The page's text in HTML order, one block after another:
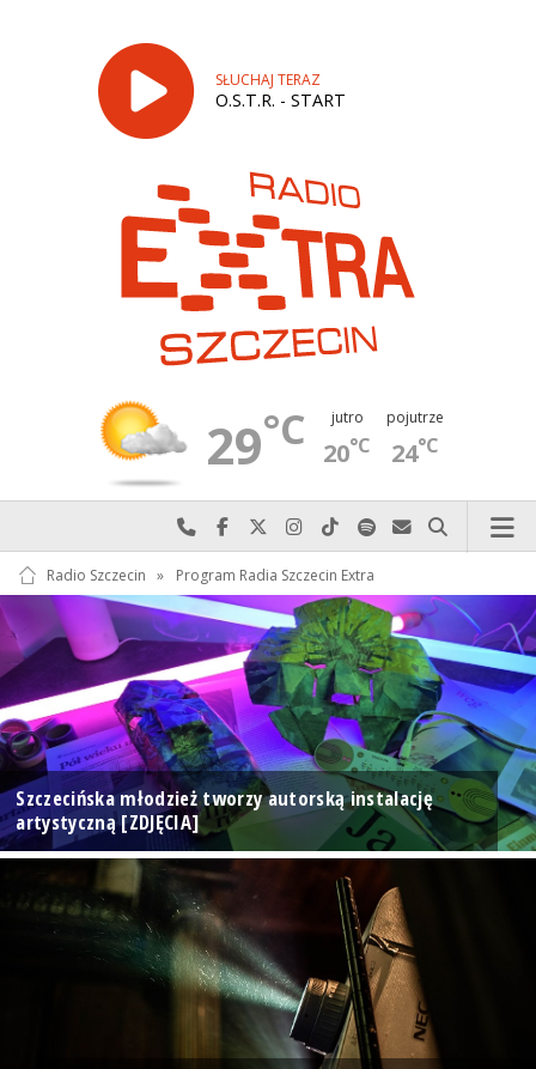
SŁUCHAJ TERAZ
O.S.T.R. - START
29°C jutro
20°C
pojutrze
24°C
Najlepiej po prostu do nas zadzwoń
Odwiedź nas na Facebook-u
Odwiedź nas na X
Odwiedź nas na Instagram-ie
Odwiedź nas na TikTok-u
Szukaj nas na Spotify
Wyślij do nas
Szukaj
Radio Szczecin » Program Radia Szczecin Extra
Szczecińska młodzież tworzy autorską instalację
artystyczną [ZDJĘCIA]